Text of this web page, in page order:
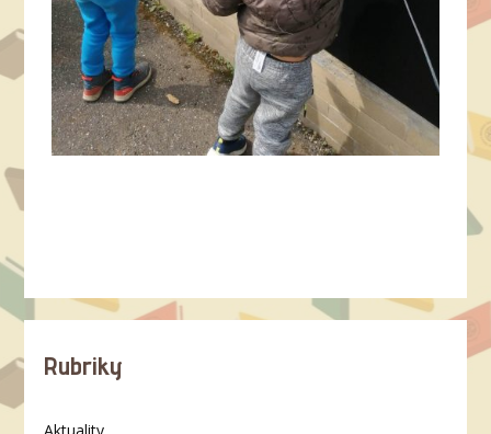
Rubriky